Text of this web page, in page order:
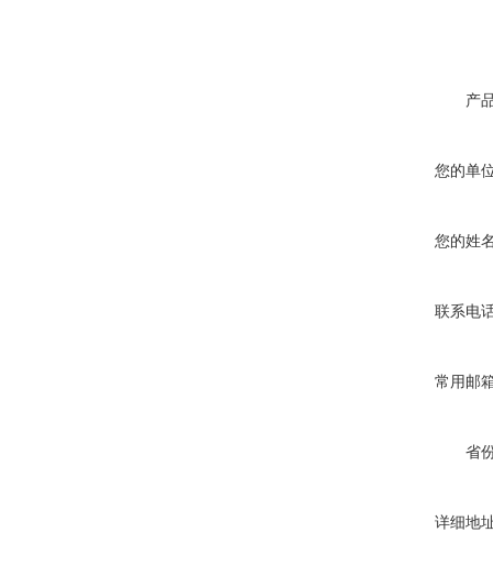
产
您的单
您的姓
联系电
常用邮
省
详细地